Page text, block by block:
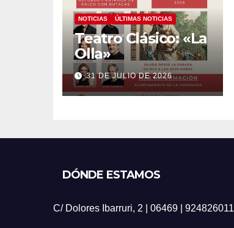
NOTICIAS ÚLTIMAS NOTICIAS
Teatro Clásico: «La
Olla»
31 DE JULIO DE 2026
DÓNDE ESTAMOS
C/ Dolores Ibarruri, 2 | 06469 | 924826011